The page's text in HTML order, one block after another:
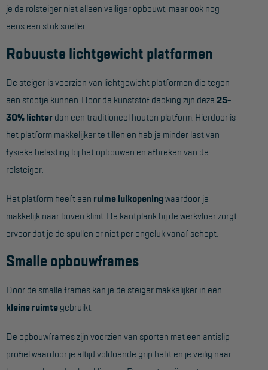
Masthoogwerkers
Autohoogwerkers
Project toepassingen
Laagbouw
Hoogbouw
Projectvoorbeelden
KEURING
Keuring en Inspectie
Ladders en trappen
Steigers
Valbeveiliging
Reparatie en onderhoud
je de rolsteiger niet alleen veiliger opbouwt, maar ook nog
eens een stuk sneller.
Robuuste lichtgewicht platformen
De steiger is voorzien van lichtgewicht platformen die tegen
een stootje kunnen. Door de kunststof decking zijn deze 25-
30% lichter dan een traditioneel houten platform. Hierdoor is
het platform makkelijker te tillen en heb je minder last van
fysieke belasting bij het opbouwen en afbreken van de
rolsteiger.
Het platform heeft een ruime luikopeningwaardoor je
makkelijk naar boven klimt. De kantplank bij de werkvloer zorgt
ervoor dat je de spullen er niet per ongeluk vanaf schopt.
Smalle opbouwframes
Door de smalle frames kan je de steiger makkelijker in een
kleine ruimte gebruikt.
De opbouwframes zijn voorzien van sporten met een antislip
profiel waardoor je altijd voldoende grip hebt en je veilig naar